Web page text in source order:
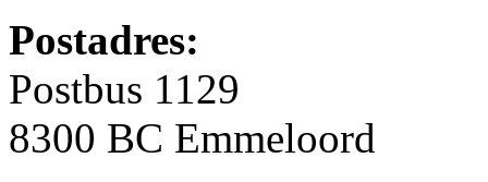
Postadres:
Postbus 1129
8300 BC Emmeloord